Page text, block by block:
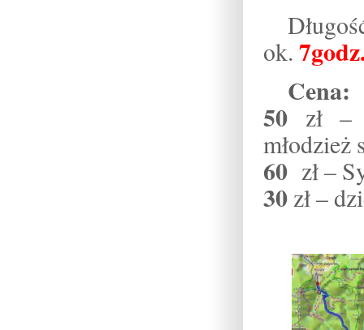
ok.
Cena:
50 zł –
młodzież
60 zł –
30 zł –